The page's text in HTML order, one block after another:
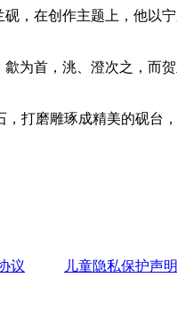
，在创作主题上，他以
为首，洮、澄次之，而
磨雕琢成精美的砚台，
议 儿童隐私保护声明